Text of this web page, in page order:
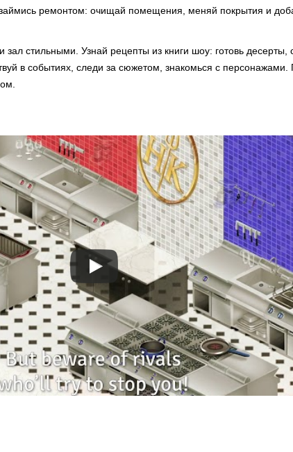
ремонтом: очищай помещения, меняй покрытия и
стильными. Узнай рецепты из книги шоу: готовь десерты,
в событиях, следи за сюжетом, знакомься с персонажами.